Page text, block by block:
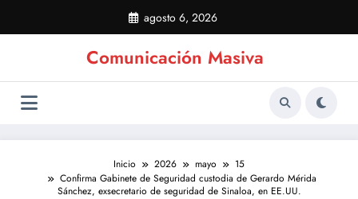
contenido
agosto 6, 2026
Comunicación Masiva
Inicio 2026 mayo
15
Confirma Gabinete de Seguridad custodia de Gerardo Mérida
Sánchez, exsecretario de seguridad de Sinaloa, en EE.UU.